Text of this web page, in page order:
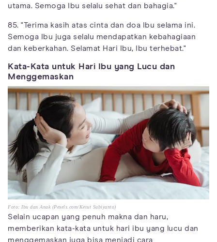
utama. Semoga Ibu selalu sehat dan bahagia."
85. "Terima kasih atas cinta dan doa Ibu selama ini.
Semoga Ibu juga selalu mendapatkan kebahagiaan
dan keberkahan. Selamat Hari Ibu, Ibu terhebat."
Kata-Kata untuk Hari Ibu yang Lucu dan
Menggemaskan
Foto: Ibu dan Anak (Pexels.com/Ketut Subiyanto)
Selain ucapan yang penuh makna dan haru,
memberikan kata-kata untuk hari ibu yang lucu dan
menggemaskan juga bisa menjadi cara